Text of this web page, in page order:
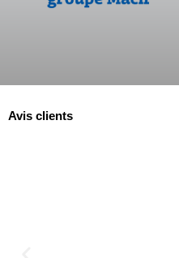
Avis clients